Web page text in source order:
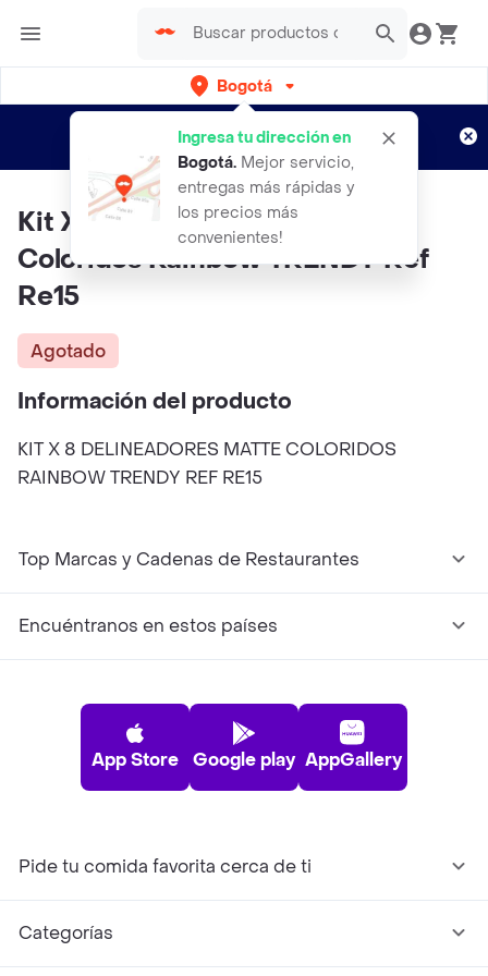
Bogotá
Ingresa tu dirección en
Bogotá. Mejor servicio,
entregas más rápidas y
los precios más
convenientes!
envíos gratis por semanas
Aplican TyC
Kit X 8 Delineadores Matte
Coloridos Rainbow TRENDY Ref
Re15
Agotado
Información del producto
KIT X 8 DELINEADORES MATTE COLORIDOS
RAINBOW TRENDY REF RE15
Top Marcas y Cadenas de Restaurantes
Encuéntranos en estos países
App Store Google play AppGallery
Pide tu comida favorita cerca de ti
Categorías